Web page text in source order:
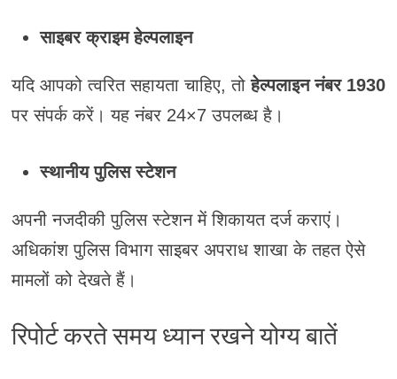
साइबर क्राइम हेल्पलाइन
यदि आपको त्वरित सहायता चाहिए, तोहेल्पलाइन नंबर 1930
पर संपर्क करें। यह नंबर 24×7 उपलब्ध है।
स्थानीय पुलिस स्टेशन
अपनी नजदीकी पुलिस स्टेशन में शिकायत दर्ज कराएं।
अधिकांश पुलिस विभाग साइबर अपराध शाखा के तहत ऐसे
मामलों को देखते हैं।
रिपोर्ट करते समय ध्यान रखने योग्य बातें